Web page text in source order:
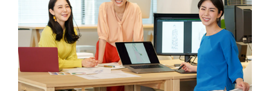
活用事例
料金・プラン